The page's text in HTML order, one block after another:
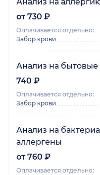
Анализ на
от 730 ₽
Оплачивается отдельно:
Забор крови
Анализ на бытовые
740 ₽
Оплачивается отдельно:
Забор крови
Анализ на
аллергены
от 760 ₽
Оплачивается отдельно: